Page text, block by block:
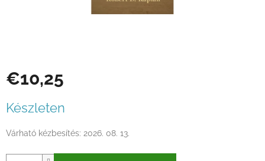
€10,25
Készleten
Várható kézbesítés: 2026. 08. 13.